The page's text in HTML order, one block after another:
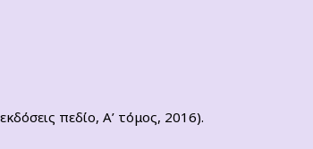
πεδίο, Α’ τόμος, 2016).